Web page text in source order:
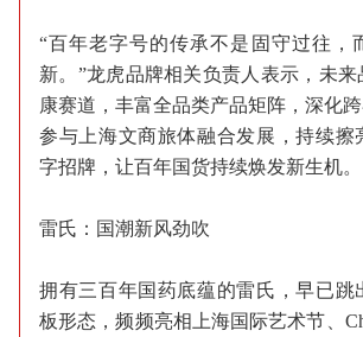
“百年老字号的传承不是固守过往，
新。”龙虎品牌相关负责人表示，未
康赛道，丰富全品类产品矩阵，深化
参与上海文商旅体融合发展，持续擦
字招牌，让百年国货持续焕发新生机。
雷氏：国潮新风劲吹
拥有三百年国药底蕴的雷氏，早已跳
板形态，频频亮相上海国际艺术节、